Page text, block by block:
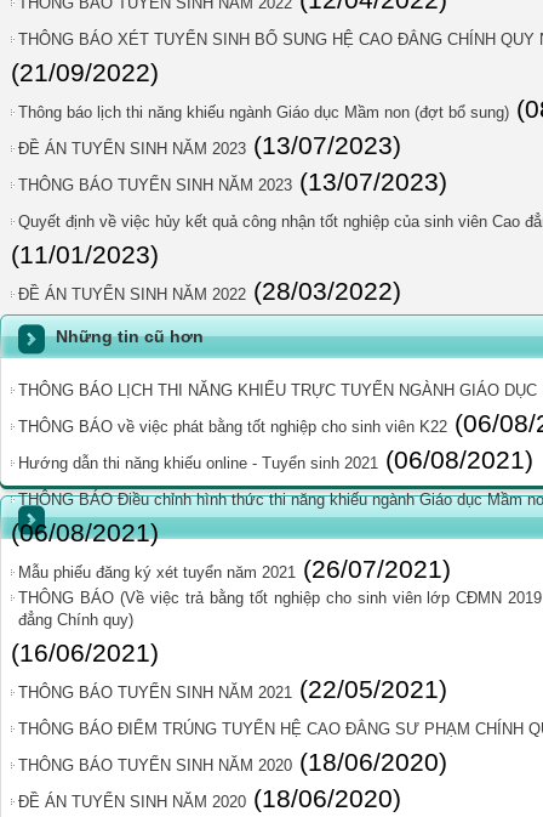
THÔNG BÁO XÉT TUYỂN SINH BỔ SUNG HỆ CAO ĐẲNG CHÍNH QUY
(21/09/2022)
Thông báo lịch thi năng khiếu ngành Giáo dục Mầm non (đợt bổ sung)
ĐỀ ÁN TUYỂN SINH NĂM 2023 (13/07/2023)
THÔNG BÁO TUYỂN SINH NĂM 2023 (13/07/2023)
Quyết định về việc hủy kết quả công nhận tốt nghiệp của sinh viên Cao
(11/01/2023)
ĐỀ ÁN TUYỂN SINH NĂM 2022 (28/03/2022)
Những tin cũ hơn
THÔNG BÁO LỊCH THI NĂNG KHIẾU TRỰC TUYẾN NGÀNH GIÁO DỤC
THÔNG BÁO về việc phát bằng tốt nghiệp cho sinh viên K22 (06/08/
Hướng dẫn thi năng khiếu online - Tuyển sinh 2021 (06/08/2021)
THÔNG BÁO Điều chỉnh hình thức thi năng khiếu ngành Giáo dục Mầm
(06/08/2021)
Mẫu phiếu đăng ký xét tuyển năm 2021 (26/07/2021)
THÔNG BÁO (Về việc trả bằng tốt nghiệp cho sinh viên lớp CĐMN
đẳng Chính quy)
(16/06/2021)
THÔNG BÁO TUYỂN SINH NĂM 2021 (22/05/2021)
THÔNG BÁO ĐIỂM TRÚNG TUYỂN HỆ CAO ĐẲNG SƯ PHẠM CHÍNH
THÔNG BÁO TUYỂN SINH NĂM 2020 (18/06/2020)
ĐỀ ÁN TUYỂN SINH NĂM 2020 (18/06/2020)